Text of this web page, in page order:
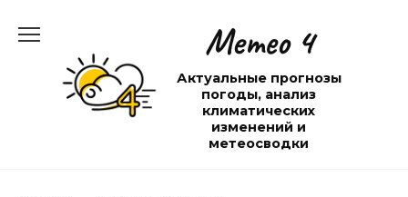
содержанию
Метео 4
Актуальные прогнозы
погоды, анализ
климатических
изменений и
метеосводки